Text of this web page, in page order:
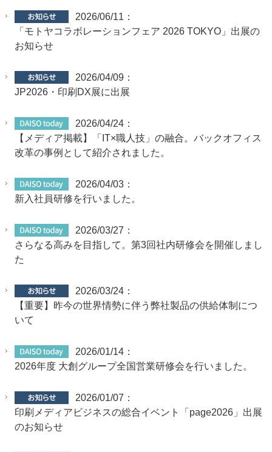
2026/06/11：
「モトヤコラボレーションフェア 2026 TOKYO」出展の
お知らせ
2026/04/09：
JP2026・印刷DX展に出展
2026/04/24：
【メディア掲載】「IT×職人技」の融合。バックオフィス
改革の事例として紹介されました。
2026/04/03：
新入社員研修を行いました。
2026/03/27：
さらなる高みを目指して。第3回社内研修会を開催しまし
た
2026/03/24：
【重要】昨今の世界情勢に伴う弊社製品の供給体制につ
いて
2026/01/14：
2026年度 大創グループ全国営業研修会を行いました。
2026/01/07：
印刷メディアビジネスの総合イベント「page2026」出展
のお知らせ